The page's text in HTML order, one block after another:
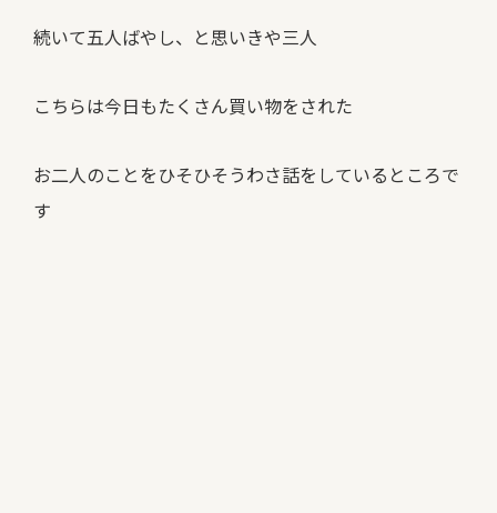
続いて五人ばやし、と思いきや三人
こちらは今日もたくさん買い物をされた
お二人のことをひそひそうわさ話をしているところで
す